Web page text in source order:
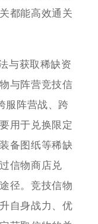
都能高效通关
与获取稀缺资
与阵营竞技信
服阵营战、跨
用于兑换限定
备图纸等稀缺
信物商店兑
径。竞技信物
自身战力、优